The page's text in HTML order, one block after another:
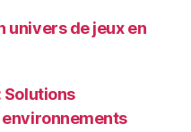
univers de jeux en
Solutions